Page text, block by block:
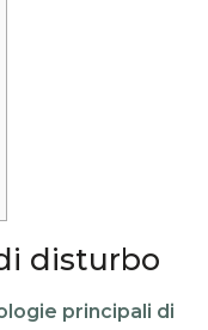
disturbo
principali di